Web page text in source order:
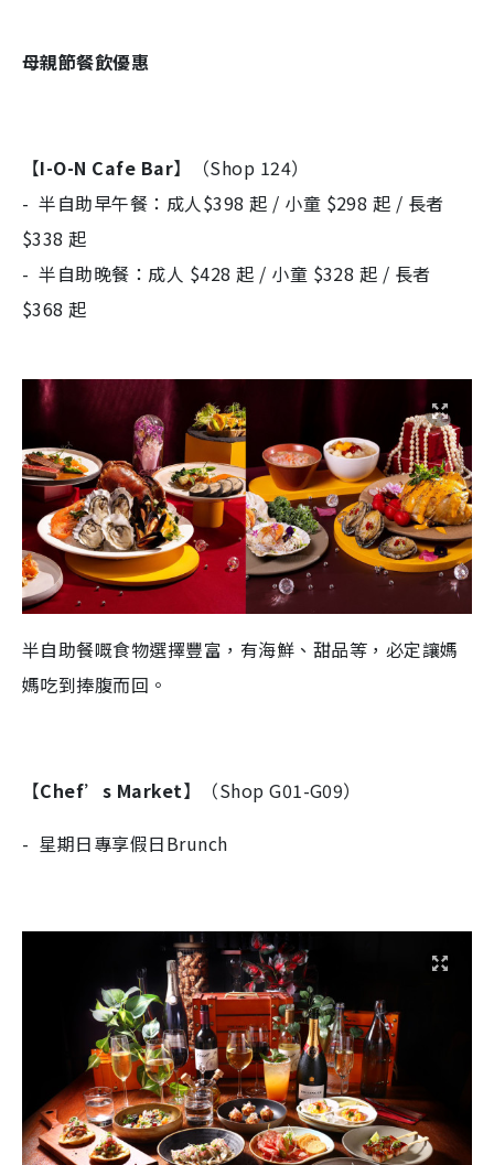
母親節餐飲優惠
【I-O-N Cafe Bar】（Shop 124）​
- 半自助早午餐：成人$398 起 / 小童 $298 起 / 長者
$338 起
- 半自助晚餐：成人 $428 起 / 小童 $328 起 / 長者
$368 起
半自助餐嘅食物選擇豐富，有海鮮、甜品等，必定讓媽
媽吃到捧腹而回。
【Chef’s Market】（Shop G01-G09）
- 星期日專享假日Brunch